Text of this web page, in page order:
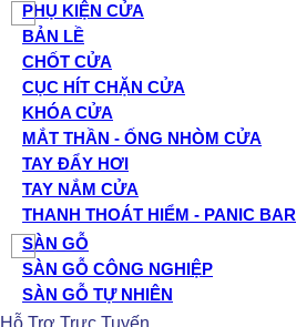
PHỤ KIỆN CỬA
BẢN LỀ
CHỐT CỬA
CỤC HÍT CHẶN CỬA
KHÓA CỬA
MẮT THẦN - ỐNG NHÒM CỬA
TAY ĐẨY HƠI
TAY NẮM CỬA
THANH THOÁT HIỂM - PANIC BAR
SÀN GỖ
SÀN GỖ CÔNG NGHIỆP
SÀN GỖ TỰ NHIÊN
Hỗ Trợ Trực Tuyến